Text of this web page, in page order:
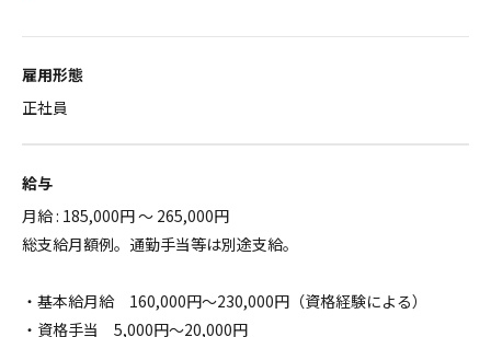
雇用形態
正社員
給与
月給 : 185,000円 ～ 265,000円
総支給月額例。通勤手当等は別途支給。
・基本給月給 160,000円～230,000円（資格経験による）
・資格手当 5,000円～20,000円